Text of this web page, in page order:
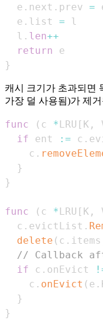
  e
. next . prev =
  e
. list =
  l
. len++
return
}
캐시 크기가 초과되면
가장 덜 사용됨)가 제
func ( c * LRU [ K ,
if ent := c .
    c
.
}
}
func ( c * LRU [ K ,
  c
. evictList .
delete ( c . items
// Callback
if c . onEvict
    c
. onEvict ( e .
}
}